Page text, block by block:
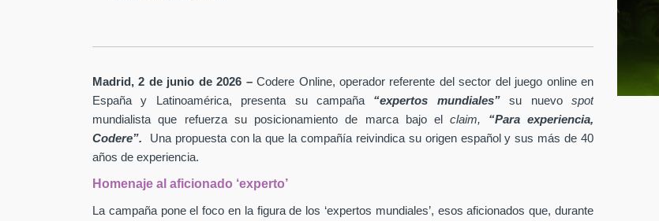
Madrid, 2 de junio de 2026 –Codere Online, operador referente del sector del juego online en
España y Latinoamérica, presenta su campaña
“expertos mundiales”su nuevospot
mundialista que refuerza su posicionamiento de marca bajo elclaim,
“Para experiencia,
Codere”.
Una propuesta con la que la compañía reivindica su origen español y sus más de 40
años de experiencia.
Homenaje al aficionado ‘experto’
La campaña pone el foco en la figura de los ‘expertos mundiales’, esos aficionados que, durante